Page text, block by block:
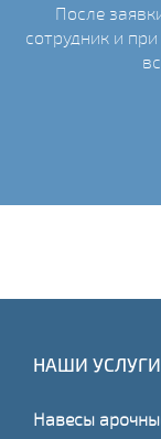
После
сотрудник и
НАШИ УСЛУГИ
Навесы